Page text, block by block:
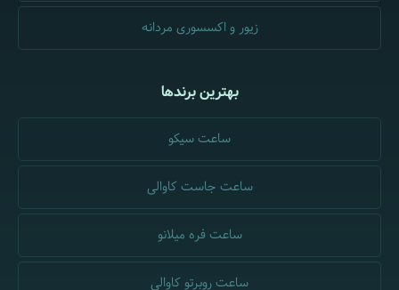
زیور و اکسسوری مردانه
بهترین برندها
ساعت سیکو
ساعت جاست کاوالی
ساعت فره میلانو
ساعت روبرتو کاوالی